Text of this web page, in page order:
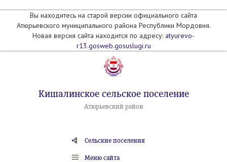
Вы находитесь на старой версии официального сайта
Атюрьевского муниципального района Республики Мордовия.
Новая версия сайта находится по адресу: atyurevo-
r13.gosweb.gosuslugi.ru
Кишалинское сельское поселение
Атюрьевский район
Сельские поселения
Меню сайта